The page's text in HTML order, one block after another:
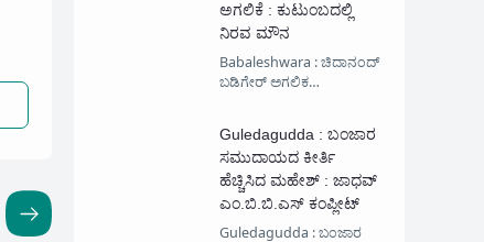
ಅಗಲಿಕೆ : ಕುಟುಂಬದಲ್ಲಿ
ನಿರವ ಮೌನ
Babaleshwara : ಚಿದಾನಂದ್
ಬಡಿಗೇರ್ ಅಗಲಿಕ…
Guledagudda : ಬಂಜಾರ
ಸಮುದಾಯದ ಕೀರ್ತಿ
ಹೆಚ್ಚಿಸಿದ ಮಹೇಶ್ : ಜಾಧವ್
ಎಂ.ಬಿ.ಬಿ.ಎಸ್ ಕಂಪ್ಲೀಟ್
Guledagudda : ಬಂಜಾರ